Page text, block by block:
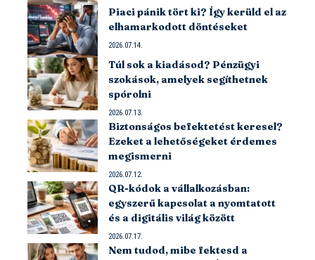
Piaci pánik tört ki? Így kerüld el az
elhamarkodott döntéseket
2026.07.14.
Túl sok a kiadásod? Pénzügyi
szokások, amelyek segíthetnek
spórolni
2026.07.13.
Biztonságos befektetést keresel?
Ezeket a lehetőségeket érdemes
megismerni
2026.07.12.
QR-kódok a vállalkozásban:
egyszerű kapcsolat a nyomtatott
és a digitális világ között
2026.07.17.
Nem tudod, mibe fektesd a